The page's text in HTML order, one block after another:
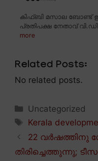
കിഫ്ബി മസാല ബോണ്ട്
പ്രതിപക്ഷ നേതാവ്
more
Related Posts:
No related posts.
Categories
Uncategorized
Tags
Kerala
22 വർഷത്തിനു
തിരിച്ചെത്തുന്നു;